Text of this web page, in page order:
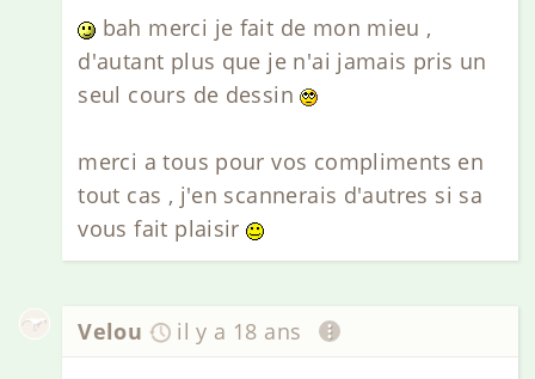
bah merci je fait de mon mieu ,
d'autant plus que je n'ai jamais pris un
seul cours de dessin
merci a tous pour vos compliments en
tout cas , j'en scannerais d'autres si sa
vous fait plaisir
Velou il y a 18 ans